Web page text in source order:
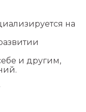
на
и другим,